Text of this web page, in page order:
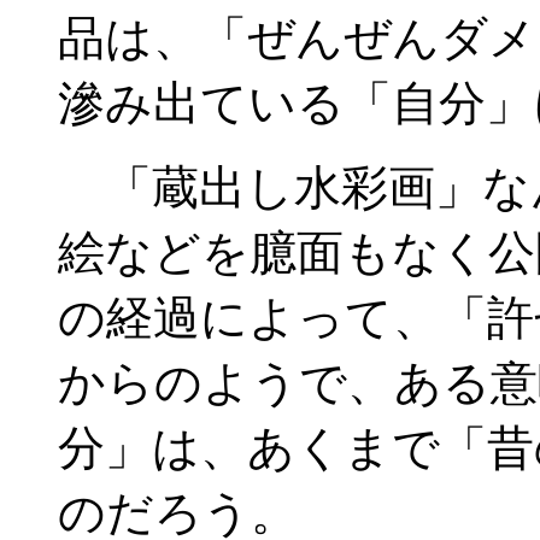
品は、「ぜんぜんダ
滲み出ている「自分
「蔵出し水彩画」
絵などを臆面もなく
の経過によって、「
からのようで、ある
分」は、あくまで「
のだろう。